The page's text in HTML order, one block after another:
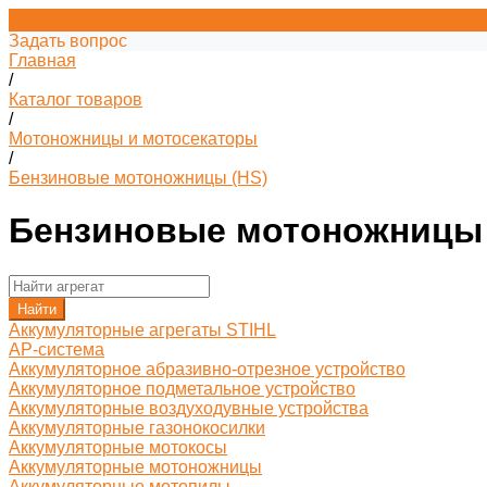
Задать вопрос
Главная
/
Каталог товаров
/
Мотоножницы и мотосекаторы
/
Бензиновые мотоножницы (HS)
Бензиновые мотоножницы
Найти
Аккумуляторные агрегаты STIHL
AP-система
Аккумуляторное абразивно-отрезное устройство
Аккумуляторное подметальное устройство
Аккумуляторные воздуходувные устройства
Аккумуляторные газонокосилки
Аккумуляторные мотокосы
Аккумуляторные мотоножницы